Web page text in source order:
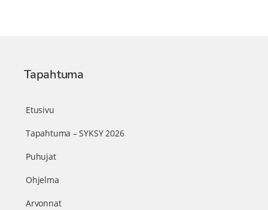
Tapahtuma
Etusivu
Tapahtuma – SYKSY 2026
Puhujat
Ohjelma
Arvonnat